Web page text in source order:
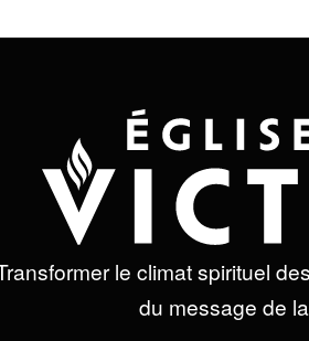
le climat spirituel
du message de